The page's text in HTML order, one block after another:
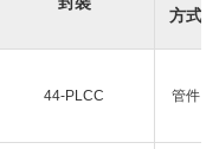
方式
44-PLCC 管件